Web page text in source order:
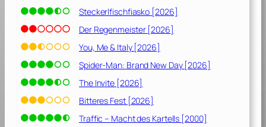
V
e
r
e
t
[
2
0
Steckerlfischfiasko [2026]
Der Regenmeister [2026]
You, Me & Italy [2026]
Spider-Man: Brand New Day [2026]
The Invite [2026]
Bitteres Fest [2026]
Traffic – Macht des Kartells [2000]